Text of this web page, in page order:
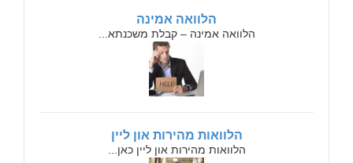
הלוואה אמינה
הלוואה אמינה – קבלת משכנתא...
הלוואות מהירות און ליין
הלוואות מהירות און ליין כאן...